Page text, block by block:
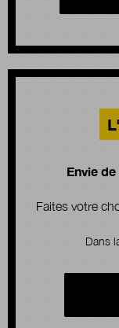
Envie
Faites votre
Dans